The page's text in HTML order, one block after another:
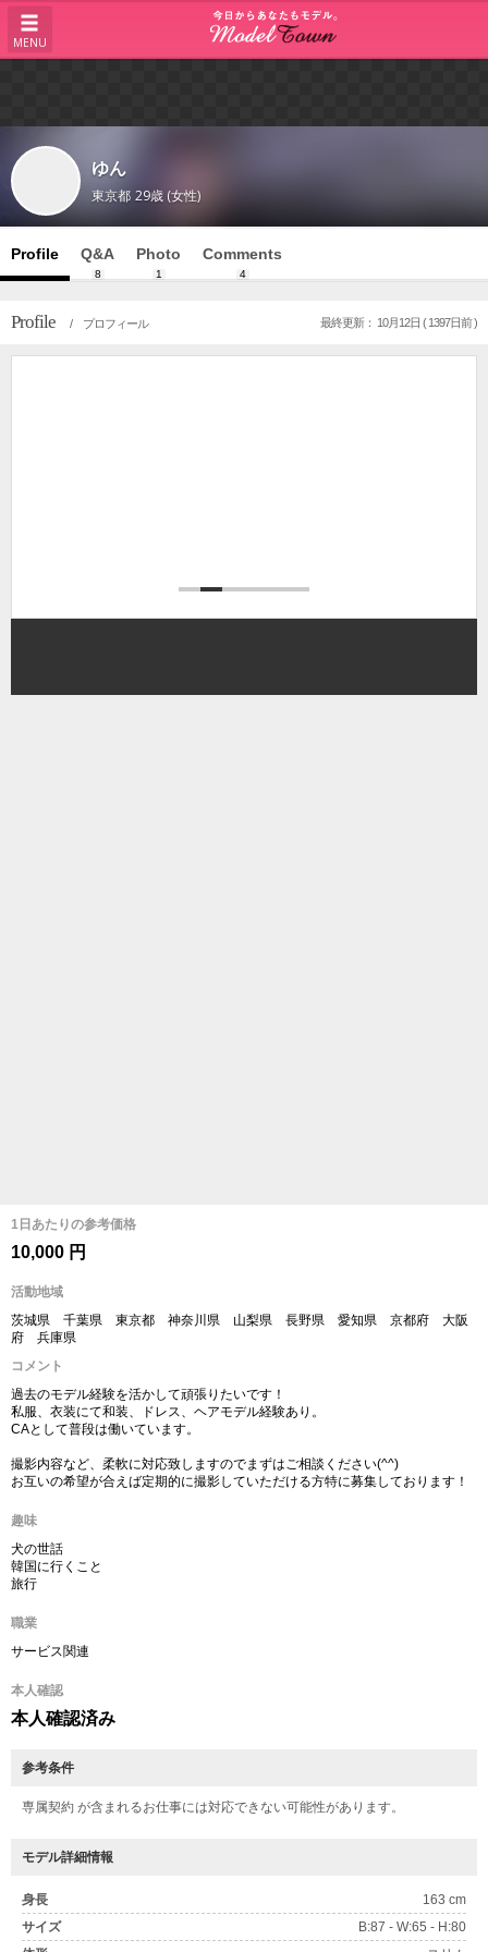
MENU
ゆん
東京都 29歳 (女性)
Profile Q&A
8
Photo
1
Comments
4
Profile / プロフィール 最終更新： 10月12日 ( 1397日前 )
1日あたりの参考価格
10,000 円
活動地域
茨城県 千葉県 東京都 神奈川県 山梨県 長野県 愛知県 京都府 大阪
府 兵庫県
コメント
過去のモデル経験を活かして頑張りたいです！
私服、衣装にて和装、ドレス、ヘアモデル経験あり。
CAとして普段は働いています。
撮影内容など、柔軟に対応致しますのでまずはご相談ください(^^)
お互いの希望が合えば定期的に撮影していただける方特に募集しております！
趣味
犬の世話
韓国に行くこと
旅行
職業
サービス関連
本人確認
本人確認済み
参考条件
専属契約 が含まれるお仕事には対応できない可能性があります。
モデル詳細情報
身長
163 cm
サイズ
B:87 - W:65 - H:80